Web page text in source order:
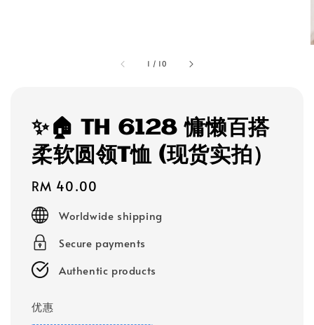
1 / 10
✨🏠 TH 6128 慵懒百搭
柔软圆领T恤 (现货实拍）
Regular
price
RM 40.00
Worldwide shipping
Secure payments
Authentic products
优惠